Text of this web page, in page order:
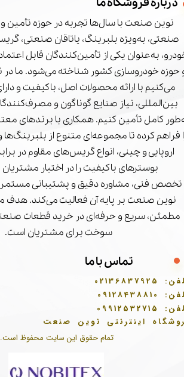
تمام حقوق این سایت محفوظ است.
درباره فروشگاه ما
نوین صنعت با سال‌ها تجربه در حوزه
صنعتی، به‌ویژه بلبرینگ، یاتاقان صنعتی،
به‌عنوان یکی از تأمین‌کنندگان قابل
حوزه خودروسازی کشور شناخته می‌شود. ما
می‌کنیم با ارائه محصولات اصل، باکیفیت و
بین‌المللی، نیاز صنایع گوناگون و
کامل تأمین کنیم. همکاری با برندهای
فراهم کرده تا مجموعه‌ای متنوع از بلبرینگ‌ها و
اروپایی و چینی، انواع گریس‌های مقاوم در
بوسترهای باکیفیت را در اختیار
تخصص فنی، مشاوره دقیق و پشتیبانی مستمر
نوین صنعت بر پایه آن فعالیت می‌کند. هدف
مطمئن، سریع و حرفه‌ای در خرید قطعات
سوخت برای مشتریان است.
تماس با ما
02136837925
09128438810
09912532715
اینترنتی نوین صنعت